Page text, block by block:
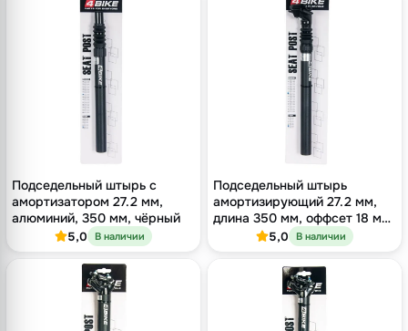
Подседельный штырь с
амортизатором 27.2 мм,
алюминий, 350 мм, чёрный
5,0 В наличии
Подседельный штырь
амортизирующий 27.2 мм,
длина 350 мм, оффсет 18 мм,
одноболтовый, чёрный
5,0 В наличии